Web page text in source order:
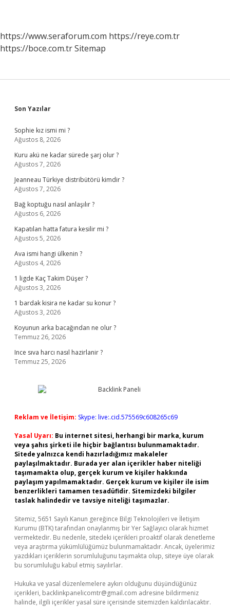
https://www.seraforum.com https://reye.com.tr
https://boce.com.trSitemap
Sidebar
Son Yazılar
Sophie kız ismi mi ?
Ağustos 8, 2026
Kuru akü ne kadar sürede şarj olur ?
Ağustos 7, 2026
Jeanneau Türkiye distribütörü kimdir ?
Ağustos 7, 2026
Bağ koptuğu nasıl anlaşılır ?
Ağustos 6, 2026
Kapatılan hatta fatura kesilir mi ?
Ağustos 5, 2026
Ava ismi hangi ülkenin ?
Ağustos 4, 2026
1 ligde Kaç Takim Düşer ?
Ağustos 3, 2026
1 bardak kisira ne kadar su konur ?
Ağustos 3, 2026
Koyunun arka bacağından ne olur ?
Temmuz 26, 2026
Ince sıva harcı nasıl hazirlanir ?
Temmuz 25, 2026
Reklam ve İletişim: Skype: live:.cid.575569c608265c69
Yasal Uyarı: Bu internet sitesi, herhangi bir marka, kurum
veya şahıs şirketi ile hiçbir bağlantısı bulunmamaktadır.
Sitede yalnızca kendi hazırladığımız makaleler
paylaşılmaktadır. Burada yer alan içerikler haber niteliği
taşımamakta olup, gerçek kurum ve kişiler hakkında
paylaşım yapılmamaktadır. Gerçek kurum ve kişiler ile isim
benzerlikleri tamamen tesadüfidir. Sitemizdeki bilgiler
taslak halindedir ve tavsiye niteliği taşımazlar.
Sitemiz, 5651 Sayılı Kanun gereğince Bilgi Teknolojileri ve İletişim
Kurumu (BTK) tarafından onaylanmış bir Yer Sağlayıcı olarak hizmet
vermektedir. Bu nedenle, sitedeki içerikleri proaktif olarak denetleme
veya araştırma yükümlülüğümüz bulunmamaktadır. Ancak, üyelerimiz
yazdıkları içeriklerin sorumluluğunu taşımakta olup, siteye üye olarak
bu sorumluluğu kabul etmiş sayılırlar.
Hukuka ve yasal düzenlemelere aykırı olduğunu düşündüğünüz
içerikleri, backlinkpanelicomtr@gmail.com adresine bildirmeniz
halinde, ilgili içerikler yasal süre içerisinde sitemizden kaldırılacaktır.